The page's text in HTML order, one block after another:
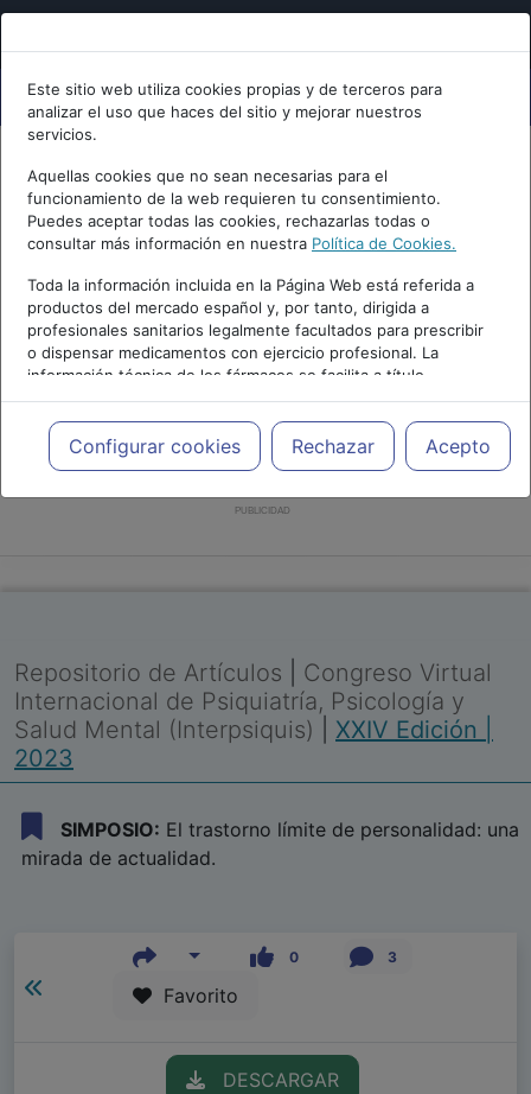
Este sitio web utiliza cookies propias y de terceros para
analizar el uso que haces del sitio y mejorar nuestros
servicios.
Aquellas cookies que no sean necesarias para el
funcionamiento de la web requieren tu consentimiento.
Puedes aceptar todas las cookies, rechazarlas todas o
consultar más información en nuestra Política de Cookies.
Toda la información incluida en la Página Web está referida a
productos del mercado español y, por tanto, dirigida a
profesionales sanitarios legalmente facultados para prescribir
o dispensar medicamentos con ejercicio profesional. La
información técnica de los fármacos se facilita a título
meramente informativo, siendo responsabilidad de los
profesionales facultados prescribir medicamentos y decidir, en
cada caso concreto, el tratamiento más adecuado a las
necesidades del paciente.
Configurar cookies Rechazar Acepto
PUBLICIDAD
Repositorio de Artículos
Congreso Virtual
Internacional de Psiquiatría, Psicología y
Salud Mental (Interpsiquis)
XXIV Edición |
2023
SIMPOSIO: El trastorno límite de personalidad: una
mirada de actualidad.
0 3
Favorito
DESCARGAR